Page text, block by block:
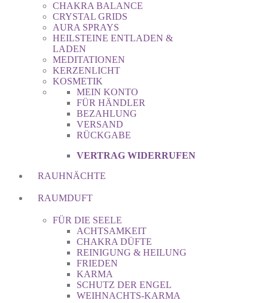
CHAKRA BALANCE
CRYSTAL GRIDS
AURA SPRAYS
HEILSTEINE ENTLADEN &
LADEN
MEDITATIONEN
KERZENLICHT
KOSMETIK
MEIN KONTO
FÜR HÄNDLER
BEZAHLUNG
VERSAND
RÜCKGABE
VERTRAG WIDERRUFEN
RAUHNÄCHTE
RAUMDUFT
FÜR DIE SEELE
ACHTSAMKEIT
CHAKRA DÜFTE
REINIGUNG & HEILUNG
FRIEDEN
KARMA
SCHUTZ DER ENGEL
WEIHNACHTS-KARMA